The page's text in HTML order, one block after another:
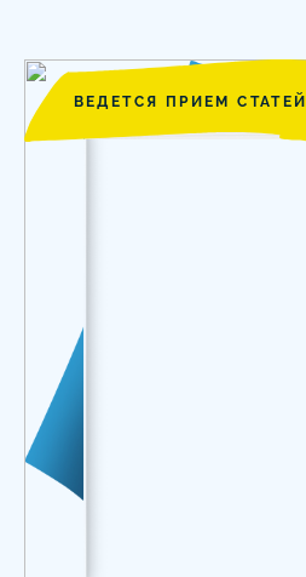
ВЕДЕТСЯ ПРИЕМ СТАТЕЙ